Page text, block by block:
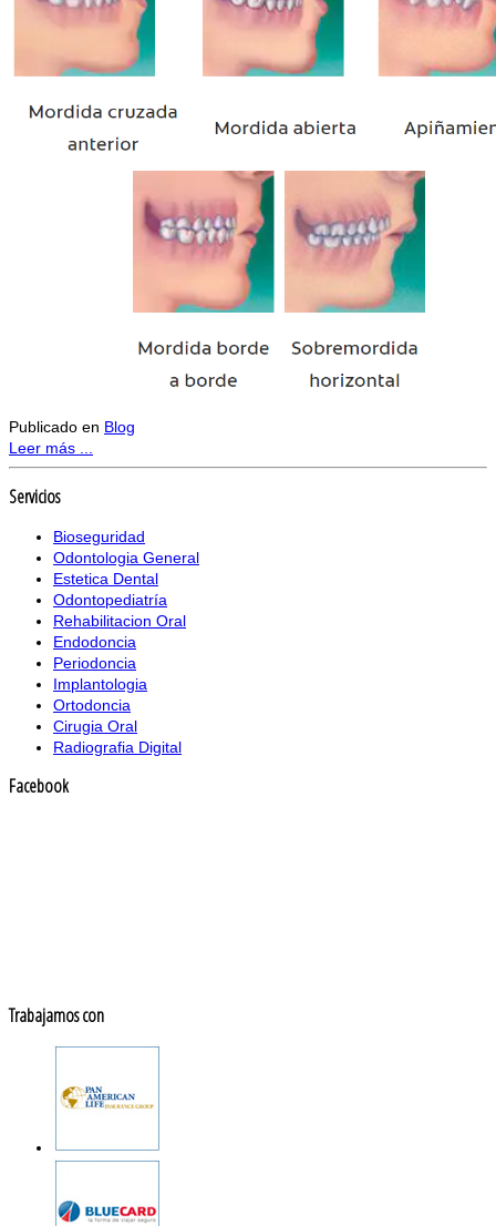
Publicado en Blog
Leer más ...
Servicios
Bioseguridad
Odontologia General
Estetica Dental
Odontopediatría
Rehabilitacion Oral
Endodoncia
Periodoncia
Implantologia
Ortodoncia
Cirugia Oral
Radiografia Digital
Facebook
Trabajamos con